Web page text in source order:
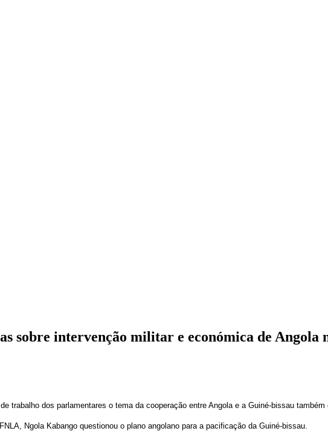
sobre intervenção militar e económica de Angola
trabalho dos parlamentares o tema da cooperação entre Angola e a Guiné-bissau
Ngola Kabango questionou o plano angolano para a pacificação da Guiné-bissau.